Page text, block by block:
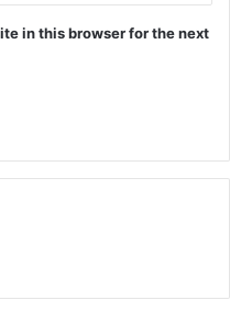
in this browser for the next